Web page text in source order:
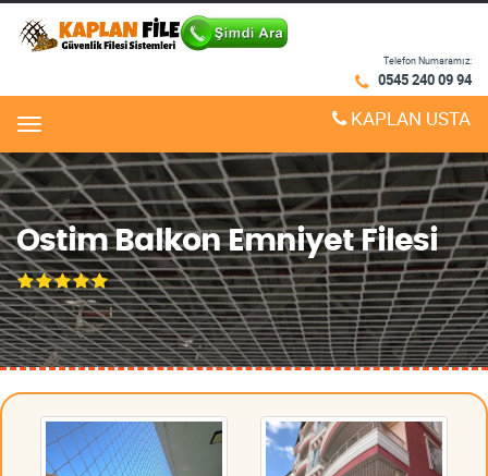
Telefon Numaramız:
0545 240 09 94
Menu KAPLAN USTA
Ostim Balkon Emniyet Filesi